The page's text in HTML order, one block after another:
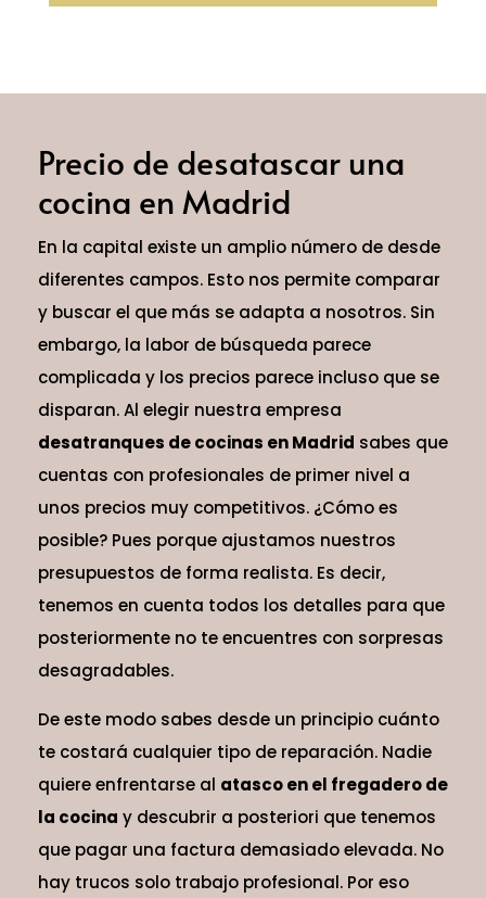
Precio de desatascar una
cocina en Madrid
En la capital existe un amplio número de desde
diferentes campos. Esto nos permite comparar
y buscar el que más se adapta a nosotros. Sin
embargo, la labor de búsqueda parece
complicada y los precios parece incluso que se
disparan. Al elegir nuestra empresa
desatranques de cocinas en Madrid sabes que
cuentas con profesionales de primer nivel a
unos precios muy competitivos. ¿Cómo es
posible? Pues porque ajustamos nuestros
presupuestos de forma realista. Es decir,
tenemos en cuenta todos los detalles para que
posteriormente no te encuentres con sorpresas
desagradables.
De este modo sabes desde un principio cuánto
te costará cualquier tipo de reparación. Nadie
quiere enfrentarse al atasco en el fregadero de
la cocina y descubrir a posteriori que tenemos
que pagar una factura demasiado elevada. No
hay trucos solo trabajo profesional. Por eso